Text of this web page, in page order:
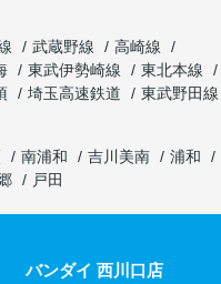
武蔵野線
高崎線
東武伊勢崎線
東北本線
埼玉高速鉄道
東武野田線
南浦和 吉川美南 浦和
戸田
バンダイ 西川口店